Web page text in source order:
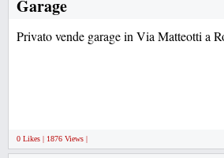
Garage
Privato vende garage in Via Matteotti a
0 Likes | 1876 Views |